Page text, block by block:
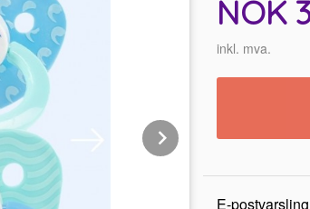
Next
Pris
NOK
inkl. mva.
E-postvarsling